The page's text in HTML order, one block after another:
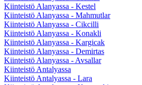
Kiinteistö Alanyassa - Kestel
Kiinteistö Alanyassa - Mahmutlar
Kiinteistö Alanyassa - Cikcilli
Kiinteistö Alanyassa - Konakli
Kiinteistö Alanyassa - Kargicak
Kiinteistö Alanyassa - Demirtas
Kiinteistö Alanyassa - Avsallar
Kiinteistö Antalyassa
Kiinteistö Antalyassa - Lara